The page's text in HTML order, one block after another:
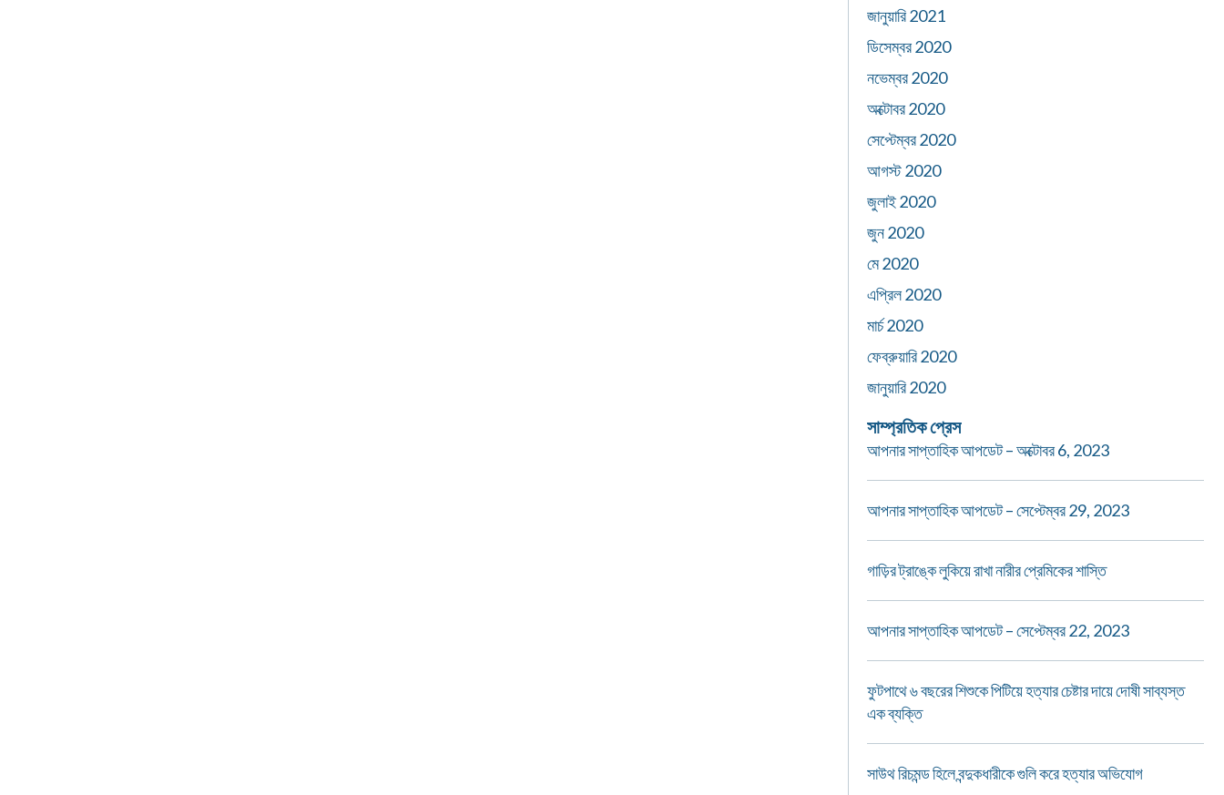
জানুয়ারি 2021
ডিসেম্বর 2020
নভেম্বর 2020
অক্টোবর 2020
সেপ্টেম্বর 2020
আগস্ট 2020
জুলাই 2020
জুন 2020
মে 2020
এপ্রিল 2020
মার্চ 2020
ফেব্রুয়ারি 2020
জানুয়ারি 2020
সাম্প্রতিক প্রেস
আপনার সাপ্তাহিক আপডেট – অক্টোবর 6, 2023
আপনার সাপ্তাহিক আপডেট – সেপ্টেম্বর 29, 2023
গাড়ির ট্রাঙ্কে লুকিয়ে রাখা নারীর প্রেমিকের শাস্তি
আপনার সাপ্তাহিক আপডেট – সেপ্টেম্বর 22, 2023
ফুটপাথে ৬ বছরের শিশুকে পিটিয়ে হত্যার চেষ্টার দায়ে দোষী সাব্যস্ত
এক ব্যক্তি
সাউথ রিচমন্ড হিলে বন্দুকধারীকে গুলি করে হত্যার অভিযোগ